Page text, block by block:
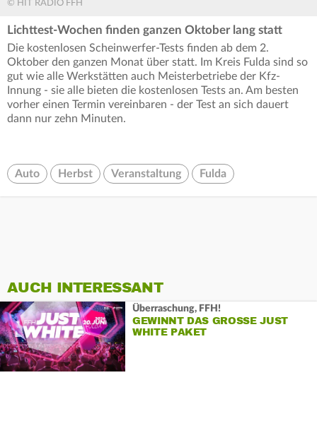
© HIT RADIO FFH
Lichttest-Wochen finden ganzen Oktober lang statt
Die kostenlosen Scheinwerfer-Tests finden ab dem 2.
Oktober den ganzen Monat über statt. Im Kreis Fulda sind so
gut wie alle Werkstätten auch Meisterbetriebe der Kfz-
Innung - sie alle bieten die kostenlosen Tests an. Am besten
vorher einen Termin vereinbaren - der Test an sich dauert
dann nur zehn Minuten.
Auto Herbst Veranstaltung Fulda
AUCH INTERESSANT
Überraschung, FFH!
GEWINNT DAS GROSSE JUST W
HITE PAKET